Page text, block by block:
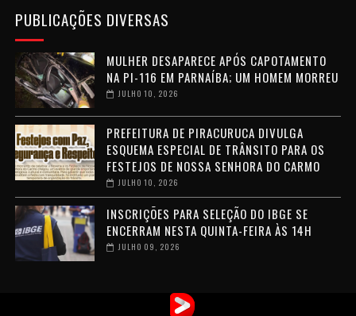
PUBLICAÇÕES DIVERSAS
MULHER DESAPARECE APÓS CAPOTAMENTO
NA PI-116 EM PARNAÍBA; UM HOMEM MORREU
JULHO 10, 2026
PREFEITURA DE PIRACURUCA DIVULGA
ESQUEMA ESPECIAL DE TRÂNSITO PARA OS
FESTEJOS DE NOSSA SENHORA DO CARMO
JULHO 10, 2026
INSCRIÇÕES PARA SELEÇÃO DO IBGE SE
ENCERRAM NESTA QUINTA-FEIRA ÀS 14H
JULHO 09, 2026